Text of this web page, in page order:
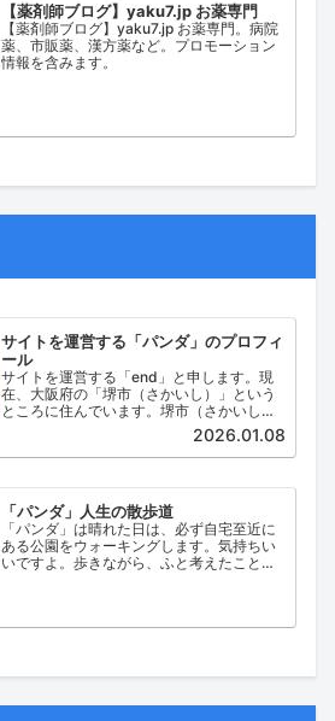
【薬剤師ブログ】yaku7.jp お薬専門
【薬剤師ブログ】yaku7.jp お薬専門。病院
薬、市販薬、漢方薬など。プロモーション
情報を含みます。
サイトを運営する「パンダ」のプロフィ
ール
サイトを運営する「end」と申します。現
在、大阪府の「堺市（さかいし）」という
ところに住んでいます。堺市（さかいし）
は、大阪府の泉北地域にある政令指定都市
で、府内では大阪市に次いで人口が多い都
市です。
2026.01.08
「パンダ」人生の散歩道
「パンダ」は晴れた日は、必ず自宅至近に
ある公園をウォーキングします。気持ちい
いですよ。歩きながら、ふと考えたこと。